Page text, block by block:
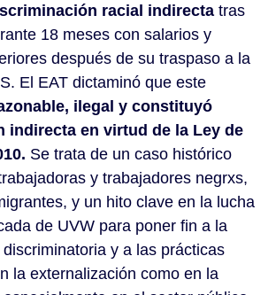
racial indirecta tras
18 meses con salarios y
después de su traspaso a la
El EAT dictaminó que este
ilegal y constituyó
indirecta en virtud de la Ley de
Se trata de un caso histórico
y trabajadores negrxs,
y un hito clave en la lucha
de UVW para poner fin a la
y a las prácticas
la externalización como en la